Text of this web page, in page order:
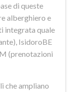
di queste
alberghiero e
integrata quale
IsidoroBE
(prenotazioni
che ampliano